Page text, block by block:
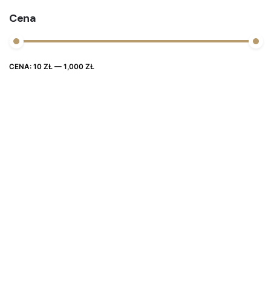
Cena
Cena
Cena
CENA: 10 ZŁ — 1,000 ZŁ